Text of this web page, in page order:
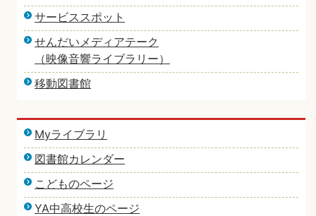
サービススポット
せんだいメディアテーク
（映像音響ライブラリー）
移動図書館
Myライブラリ
図書館カレンダー
こどものページ
YA中高校生のページ